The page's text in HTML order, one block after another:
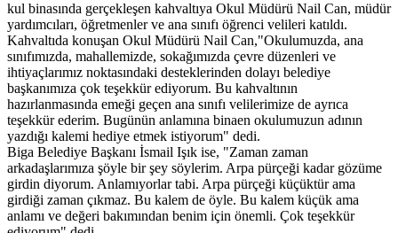
kul binasında gerçekleşen kahvaltıya Okul Müdürü Nail Can, müdür
yardımcıları, öğretmenler ve ana sınıfı öğrenci velileri katıldı.
Kahvaltıda konuşan Okul Müdürü Nail Can,"Okulumuzda, ana
sınıfımızda, mahallemizde, sokağımızda çevre düzenleri ve
ihtiyaçlarımız noktasındaki desteklerinden dolayı belediye
başkanımıza çok teşekkür ediyorum. Bu kahvaltının
hazırlanmasında emeği geçen ana sınıfı velilerimize de ayrıca
teşekkür ederim. Bugünün anlamına binaen okulumuzun adının
yazdığı kalemi hediye etmek istiyorum" dedi.
Biga Belediye Başkanı İsmail Işık ise, "Zaman zaman
arkadaşlarımıza şöyle bir şey söylerim. Arpa pürçeği kadar gözüme
girdin diyorum. Anlamıyorlar tabi. Arpa pürçeği küçüktür ama
girdiği zaman çıkmaz. Bu kalem de öyle. Bu kalem küçük ama
anlamı ve değeri bakımından benim için önemli. Çok teşekkür